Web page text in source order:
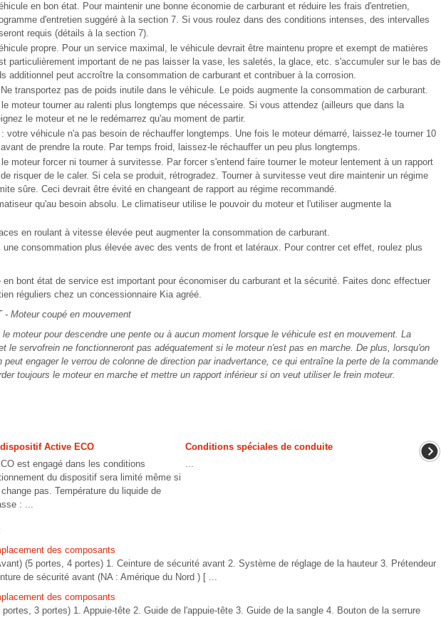
en bon état. Pour maintenir une bonne économie de carburant et réduire les frais d'entretien,
d'entretien suggéré à la section 7. Si vous roulez dans des conditions intenses, des intervalles
requis (détails à la section 7).
propre. Pour un service maximal, le véhicule devrait être maintenu propre et exempt de matières
particulièrement important de ne pas laisser la vase, les saletés, la glace, etc. s'accumuler sur le bas de
additionnel peut accroître la consommation de carburant et contribuer à la corrosion.
transportez pas de poids inutile dans le véhicule. Le poids augmente la consommation de carburant.
moteur tourner au ralenti plus longtemps que nécessaire. Si vous attendez (ailleurs que dans la
le moteur et ne le redémarrez qu'au moment de partir.
: votre véhicule n'a pas besoin de réchauffer longtemps. Une fois le moteur démarré, laissez-le tourner 10
de prendre la route. Par temps froid, laissez-le réchauffer un peu plus longtemps.
moteur forcer ni tourner à survitesse. Par forcer s'entend faire tourner le moteur lentement à un rapport
risquer de le caler. Si cela se produit, rétrogradez. Tourner à survitesse veut dire maintenir un régime
sûre. Ceci devrait être évité en changeant de rapport au régime recommandé.
qu'au besoin absolu. Le climatiseur utilise le pouvoir du moteur et l'utiliser augmente la
en roulant à vitesse élevée peut augmenter la consommation de carburant.
une consommation plus élevée avec des vents de front et latéraux. Pour contrer cet effet, roulez plus
en bont état de service est important pour économiser du carburant et la sécurité. Faites donc effectuer
réguliers chez un concessionnaire Kia agréé.
- Moteur coupé en mouvement
moteur pour descendre une pente ou à aucun moment lorsque le véhicule est en mouvement. La
le servofrein ne fonctionneront pas adéquatement si le moteur n'est pas en marche. De plus, lorsqu'on
peut engager le verrou de colonne de direction par inadvertance, ce qui entraîne la perte de la commande
toujours le moteur en marche et mettre un rapport inférieur si on veut utiliser le frein moteur.
Active ECO
est engagé dans les conditions
du dispositif sera limité même si
pas. Température du liquide de
: ...
Conditions spéciales de conduite
...
des composants
(5 portes, 4 portes) 1. Ceinture de sécurité avant 2. Système de réglage de la hauteur 3. Prétendeur
de sécurité avant (NA : Amérique du Nord ) [ ...
des composants
3 portes) 1. Appuie-tête 2. Guide de l'appuie-tête 3. Guide de la sangle 4. Bouton de la serrure